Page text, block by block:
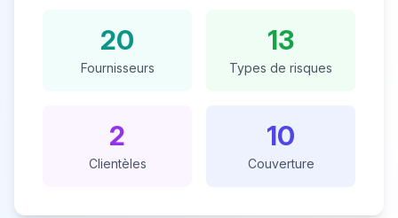
20
Fournisseurs
13
Types de risques
2
Clientèles
10
Couverture